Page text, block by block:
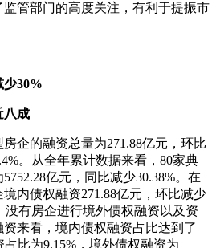
管部门的高度关注，有利于提振市
30%
成
企的融资总量为271.88亿元，环比
。从全年累计数据来看，80家典
亿元，同比减少30.38%。在
内债权融资271.88亿元，环比减少
没有房企进行境外债权融资以及资
来看，境内债权融资占比达到了
占比为9.15%，境外债权融资为